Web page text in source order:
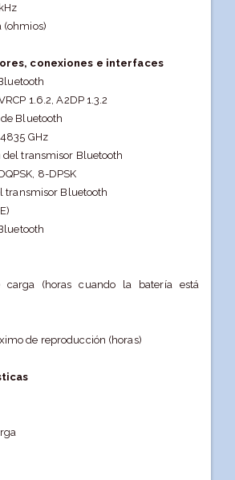
(ohmios)
conexiones e interfaces
1.6.2, A2DP 1.3.2
Bluetooth
GHz
del transmisor Bluetooth
8-DPSK
transmisor Bluetooth
carga (horas cuando la batería está
de reproducción (horas)